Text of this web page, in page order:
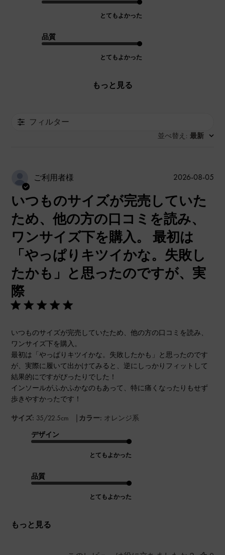
とてもよかった
品質
とてもよかった
もっと見る
フィルター
並べ替え : 最新
ご利用者様
いつものサイズが完売していた
ため、他の方の口コミを読み、
ワンサイズ下を購入。 最初は
「やっぱりキツイかな。失敗し
たかも」と思ったのですが、実
際
いつものサイズが完売していたため、他の方の口コミを読み、
ワンサイズ下を購入。
最初は「やっぱりキツイかな。失敗したかも」と思ったのです
が、実際に履いて出かけてみると、逆にしっかりフィットして
結果的にですがぴったりでした！
インソールがふかふかなのもあって、特に痛くなったりもせず
歩きやすかったです！
サイズ: 35/22.5cm | カラー: オレンジ系
デザイン
とてもよかった
品質
とてもよかった
もっと見る
公
2026-08-05